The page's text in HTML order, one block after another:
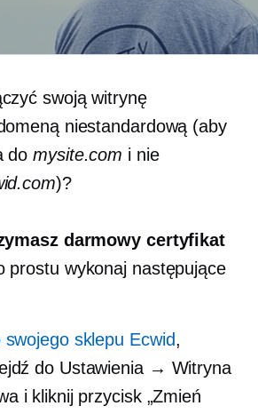
swoją witrynę
niestandardową (aby
domysite.com i nie
)?
darmowy certyfikat
prostu wykonaj następujące
sklepu Ecwid,
do Ustawienia → Witryna
i kliknij przycisk „Zmień